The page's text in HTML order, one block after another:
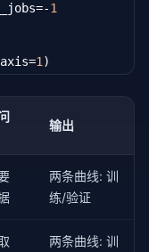
1
1 )
1)
得分':<12} {'验证得
输出
两条曲线: 训
练/验证
两条曲线: 训